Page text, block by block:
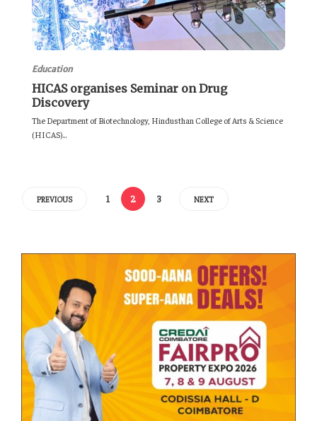
Education
HICAS organises Seminar on Drug
Discovery
The Department of Biotechnology, Hindusthan College of Arts & Science
(HICAS)...
PREVIOUS 1 2 3 NEXT